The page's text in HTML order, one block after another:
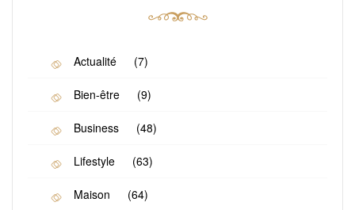
Actualité (7)
Bien-être (9)
Business (48)
Lifestyle (63)
Maison (64)